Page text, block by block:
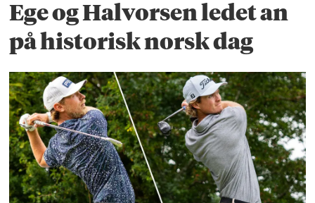
Ege og Halvorsen ledet an
på historisk norsk dag